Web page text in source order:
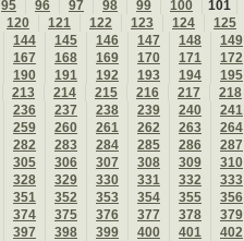
95 96 97 98 99 100
101
120 121 122 123 124
125
144 145 146 147 148
149
167 168 169 170 171
172
190 191 192 193 194
195
213 214 215 216 217
218
236 237 238 239 240
241
259 260 261 262 263
264
282 283 284 285 286
287
305 306 307 308 309
310
328 329 330 331 332
333
351 352 353 354 355
356
374 375 376 377 378
379
397 398 399 400 401
402